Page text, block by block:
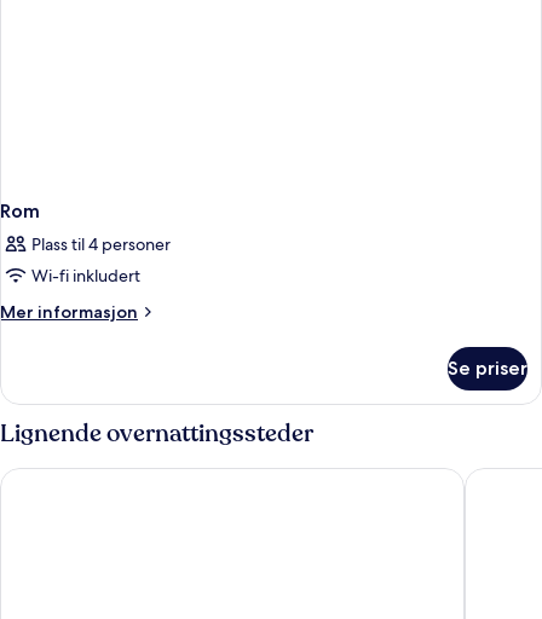
Rom
Plass til 4 personer
Wi-fi inkludert
Mer informasjon
Mer
Se priser
Lignende overnattingssteder
Calheta Beach - All Inclusive Enotel